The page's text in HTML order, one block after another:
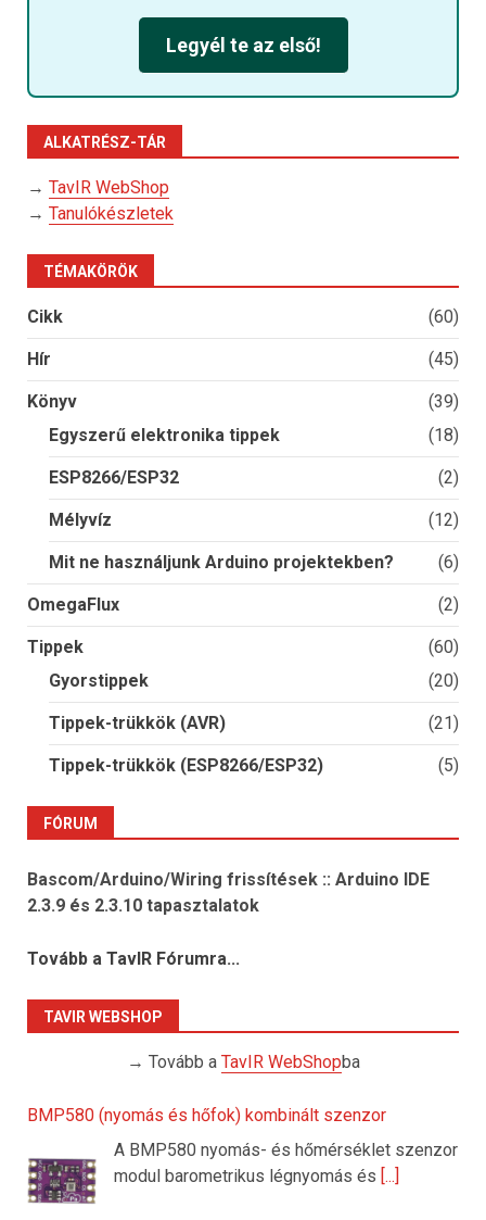
Legyél te az első!
ALKATRÉSZ-TÁR
→ TavIR WebShop
→ Tanulókészletek
TÉMAKÖRÖK
Cikk (60)
Hír (45)
Könyv
(39)
Egyszerű elektronika tippek
(18)
ESP8266/ESP32 (2)
Mélyvíz (12)
Mit ne használjunk Arduino projektekben? (6)
OmegaFlux (2)
Tippek
(60)
Gyorstippek
(20)
Tippek-trükkök (AVR) (21)
Tippek-trükkök (ESP8266/ESP32) (5)
FÓRUM
Bascom/Arduino/Wiring frissítések :: Arduino IDE
2.3.9 és 2.3.10 tapasztalatok
Tovább a TavIR Fórumra...
TAVIR WEBSHOP
→ Tovább a TavIR WebShopba
BMP580 (nyomás és hőfok) kombinált szenzor
A BMP580 nyomás- és hőmérséklet szenzor
modul barometrikus légnyomás és [...]